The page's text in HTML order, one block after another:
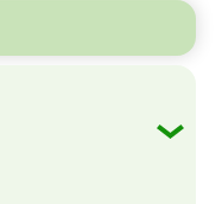
も感じが良い方で丁
まで気遣っていた
も感じが良くて気
のもよかったです。
んはじめスタッフ